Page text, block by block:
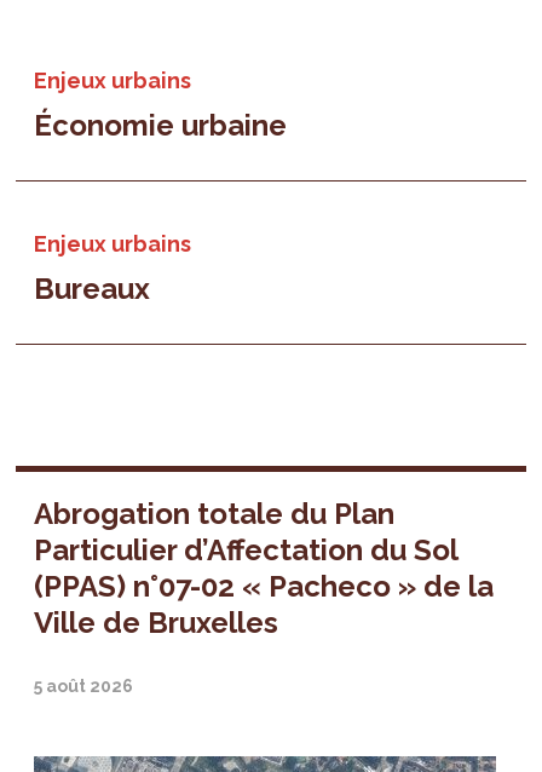
Enjeux urbains
Économie urbaine
Enjeux urbains
Bureaux
Abrogation totale du Plan
Particulier d’Affectation du Sol
(PPAS) n°07-02 « Pacheco » de la
Ville de Bruxelles
5 août 2026